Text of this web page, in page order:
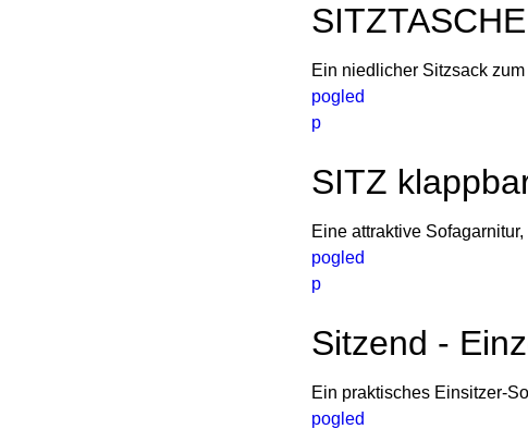
Ein niedlicher Sitzsack
pogled
p
SITZ
Eine attraktive
pogled
p
Sitzend -
Ein praktisches Einsitzer-
pogled